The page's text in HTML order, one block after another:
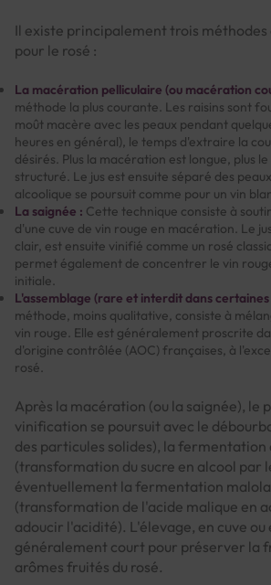
Il existe principalement trois
pour le rosé :
La macération pelliculaire (ou macération
méthode la plus courante. Les raisins sont
moût macère avec les peaux pendant
heures en général), le temps d'extraire la
désirés. Plus la macération est longue, plus
structuré. Le jus est ensuite séparé des
alcoolique se poursuit comme pour un vin
La saignée : Cette technique consiste à
d'une cuve de vin rouge en macération. Le
clair, est ensuite vinifié comme un rosé
permet également de concentrer le vin
initiale.
L'assemblage (rare et interdit dans
méthode, moins qualitative, consiste à
vin rouge. Elle est généralement proscrite
d'origine contrôlée (AOC) françaises, à
rosé.
Après la macération (ou la saignée), le
vinification se poursuit avec le
des particules solides), la fermentation
(transformation du sucre en alcool par
éventuellement la fermentation
(transformation de l'acide malique en
adoucir l'acidité). L'élevage, en cuve
généralement court pour préserver la
arômes fruités du rosé.